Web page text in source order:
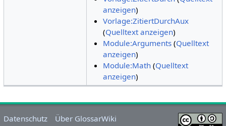
anzeigen)
Vorlage:ZitiertDurchAux
(Quelltext anzeigen)
Module:Arguments(Quelltext
anzeigen)
Module:Math(Quelltext
anzeigen)
Datenschutz
Über GlossarWiki